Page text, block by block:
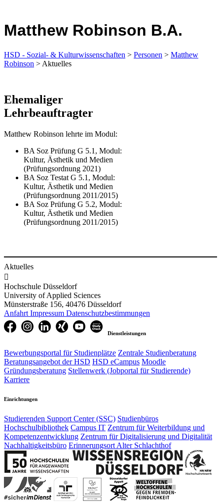
Matthew Robinson B.A.
HSD - Sozial- & Kulturwissenschaften > Personen > Matthew
Robinson > Aktuelles
​​Ehemaliger
Lehrbeauftragter
Matthew Robinson ​lehrte ​im Modul:​​
​BA Soz Prüfung G 5.1, Modul:
Kultur, Ästhetik und Medien
(Prüfungsordnung 2021)
BA Soz Testat G 5.1, Modul:
Kultur, Ästhetik und Medien
(Prüfungsordnung 2011/2015)
BA Soz Prüfung G 5.2, Modul:
Kultur, Ästhetik und Medien
(Prüfungsordnung 2011/2015)
Aktuelles

Hochschule Düsseldorf
University of Applied Sciences
Münsterstraße 156, 40476 Düsseldorf
Anfahrt Impressum Datenschutzbestimmungen
Dienstleistungen
Bewerbungsportal für Studienplätze Zentrale Studienberatung
Beratungsangebot der HSD HSD eCampus Moodle
Gründungsberatung Stellenwerk (Jobportal für Studierende)
Karriere
Einrichtungen
Studierenden Support Center (SSC) Studienbüros
Hochschulbibliothek Campus IT Zentrum für Weiterbildung und
Kompetenzentwicklung Zentrum für Digitalisierung und Digitalität
Nachhaltigkeitsbüro Erinnerungsort Alter Schlachthof